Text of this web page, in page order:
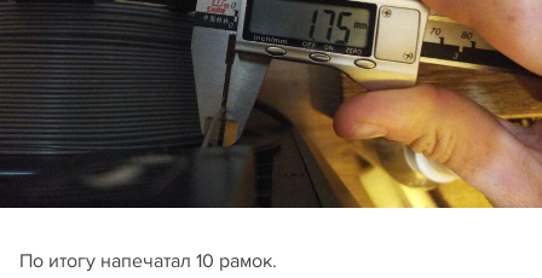
По итогу напечатал 10 рамок.